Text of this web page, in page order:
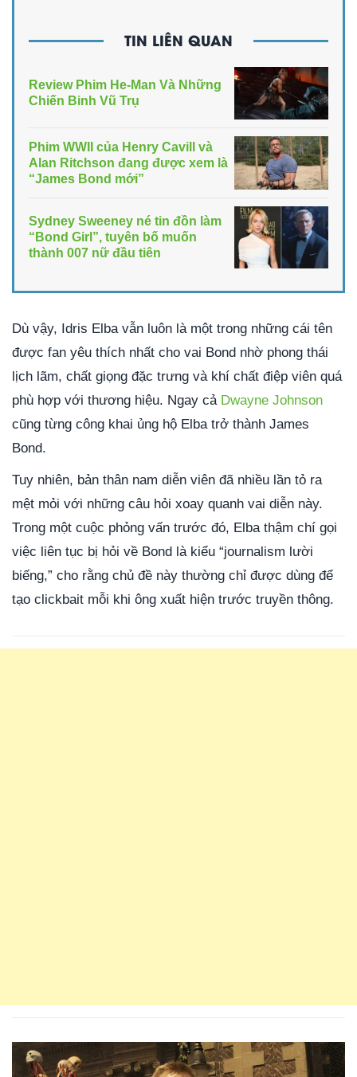
TIN LIÊN QUAN
Review Phim He-Man Và Những
Chiến Binh Vũ Trụ
Phim WWII của Henry Cavill và
Alan Ritchson đang được xem là
“James Bond mới”
Sydney Sweeney né tin đồn làm
“Bond Girl”, tuyên bố muốn
thành 007 nữ đầu tiên
Dù vậy, Idris Elba vẫn luôn là một trong những cái tên
được fan yêu thích nhất cho vai Bond nhờ phong thái
lịch lãm, chất giọng đặc trưng và khí chất điệp viên quá
phù hợp với thương hiệu. Ngay cả Dwayne Johnson
cũng từng công khai ủng hộ Elba trở thành James
Bond.
Tuy nhiên, bản thân nam diễn viên đã nhiều lần tỏ ra
mệt mỏi với những câu hỏi xoay quanh vai diễn này.
Trong một cuộc phỏng vấn trước đó, Elba thậm chí gọi
việc liên tục bị hỏi về Bond là kiểu “journalism lười
biếng,” cho rằng chủ đề này thường chỉ được dùng để
tạo clickbait mỗi khi ông xuất hiện trước truyền thông.